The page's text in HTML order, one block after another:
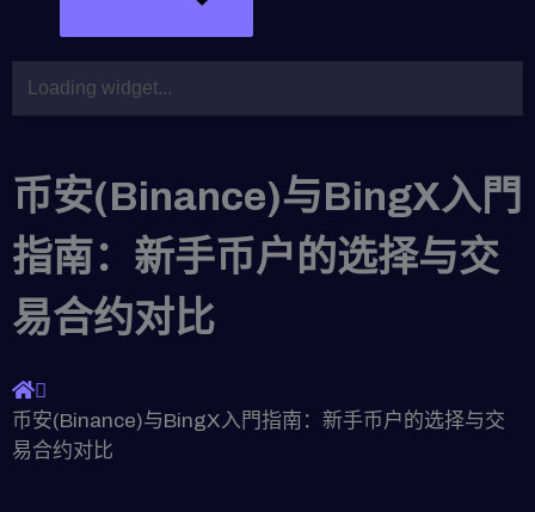
币安(Binance)与BingX入門
指南：新手币户的选择与交
易合约对比
币安(Binance)与BingX入門指南：新手币户的选择与交
易合约对比